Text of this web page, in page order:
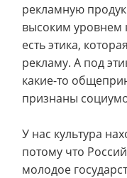
рекламную
высоким уровнем
есть этика,
рекламу. А под
какие-то
признаны
У нас культура
потому что
молодое